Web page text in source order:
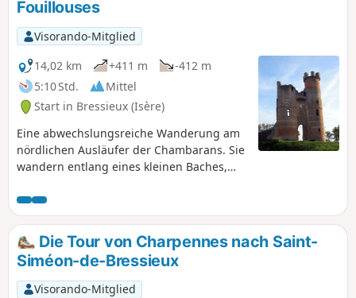
Fouillouses
Visorando-Mitglied
14,02 km
+411 m
-412 m
5:10 Std.
Mittel
Start in Bressieux (Isère)
Eine abwechslungsreiche Wanderung am
nördlichen Ausläufer der Chambarans. Sie
wandern entlang eines kleinen Baches,
interessante Aussichtspunkte zu genießen.
Die Wanderung endet am imposanten
mittelalterlichen Schloss von Bressieux. Es
gibt keine Schwierigkeiten, außer der
Entfernung und zwei etwas steilen
Anstiegen.
Die Tour von Charpennes nach Saint-
Siméon-de-Bressieux
Visorando-Mitglied